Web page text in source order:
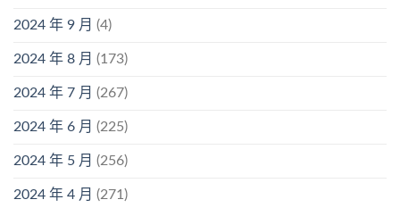
2024 年 9 月 (4)
2024 年 8 月 (173)
2024 年 7 月 (267)
2024 年 6 月 (225)
2024 年 5 月 (256)
2024 年 4 月 (271)